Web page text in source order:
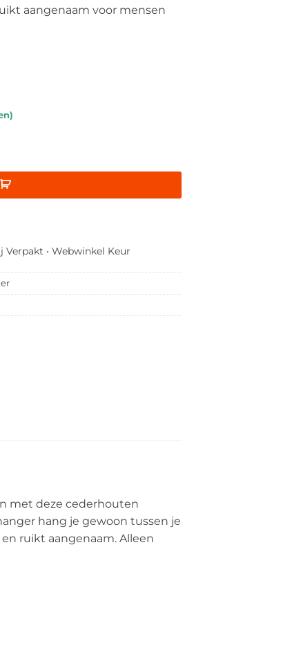
aangenaam voor mensen
aantal
• Webwinkel Keur
met deze cederhouten
hang je gewoon tussen je
ruikt aangenaam. Alleen